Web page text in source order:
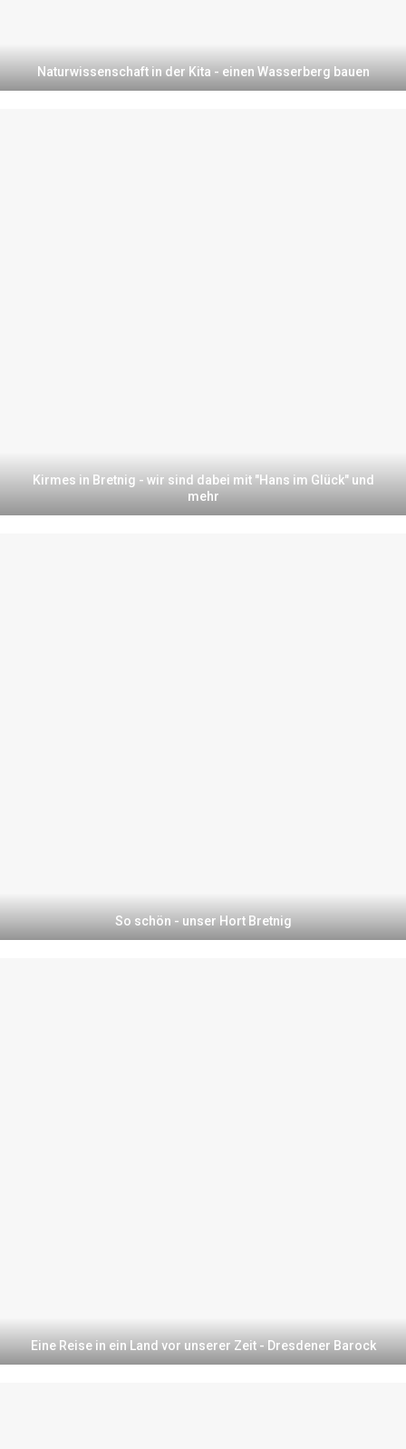
Naturwissenschaft in der Kita - einen Wasserberg bauen
Kirmes in Bretnig - wir sind dabei mit "Hans im Glück" und
mehr
So schön - unser Hort Bretnig
Eine Reise in ein Land vor unserer Zeit - Dresdener Barock